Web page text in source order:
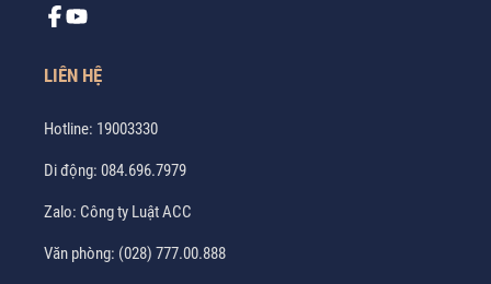
LIÊN HỆ
Hotline: 19003330
Di động: 084.696.7979
Zalo: Công ty Luật ACC
Văn phòng: (028) 777.00.888